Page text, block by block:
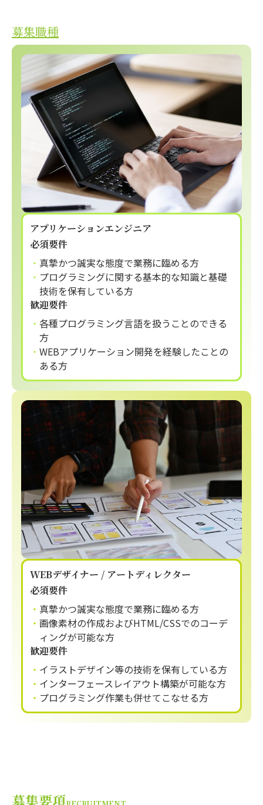
募集職種
アプリケーションエンジニア
必須要件
真摯かつ誠実な態度で業務に臨める方
プログラミングに関する基本的な知識と基礎
技術を保有している方
歓迎要件
各種プログラミング言語を扱うことのできる
方
WEBアプリケーション開発を経験したことの
ある方
WEBデザイナー / アートディレクター
必須要件
真摯かつ誠実な態度で業務に臨める方
画像素材の作成およびHTML/CSSでのコーデ
ィングが可能な方
歓迎要件
イラストデザイン等の技術を保有している方
インターフェースレイアウト構築が可能な方
プログラミング作業も併せてこなせる方
募集要項RECRUITMENT